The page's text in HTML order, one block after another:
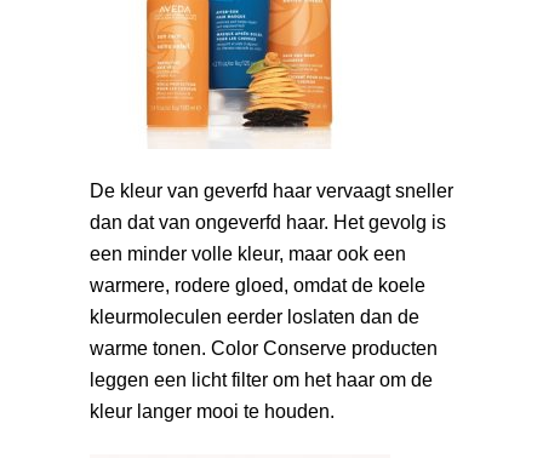
De kleur van geverfd haar vervaagt sneller
dan dat van ongeverfd haar. Het gevolg is
een minder volle kleur, maar ook een
warmere, rodere gloed, omdat de koele
kleurmoleculen eerder loslaten dan de
warme tonen. Color Conserve producten
leggen een licht filter om het haar om de
kleur langer mooi te houden.